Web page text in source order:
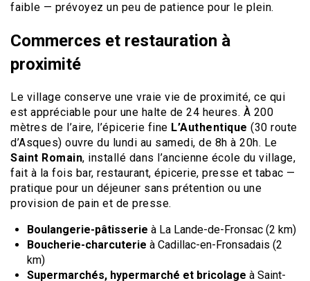
faible — prévoyez un peu de patience pour le plein.
Commerces et restauration à
proximité
Le village conserve une vraie vie de proximité, ce qui
est appréciable pour une halte de 24 heures. À 200
mètres de l’aire, l’épicerie fine L’Authentique (30 route
d’Asques) ouvre du lundi au samedi, de 8h à 20h. Le
Saint Romain, installé dans l’ancienne école du village,
fait à la fois bar, restaurant, épicerie, presse et tabac —
pratique pour un déjeuner sans prétention ou une
provision de pain et de presse.
Boulangerie-pâtisserie à La Lande-de-Fronsac (2 km)
Boucherie-charcuterie à Cadillac-en-Fronsadais (2
km)
Supermarchés, hypermarché et bricolage à Saint-